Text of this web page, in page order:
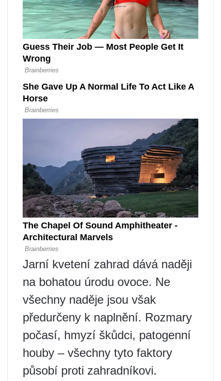
Jarní kvetení zahrad dává naději
na bohatou úrodu ovoce. Ne
všechny naděje jsou však
předurčeny k naplnění. Rozmary
počasí, hmyzí škůdci, patogenní
houby – všechny tyto faktory
působí proti zahradníkovi.